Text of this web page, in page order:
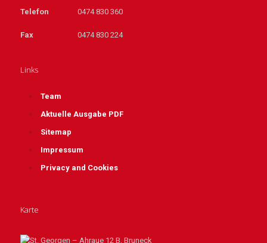
Telefon 0474 830 360
Fax 0474 830 224
Links
Team
Aktuelle Ausgabe PDF
Sitemap
Impressum
Privacy and Cookies
Karte